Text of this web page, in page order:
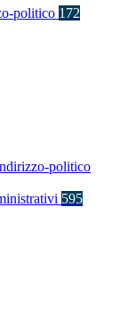
politico 172
politico
595